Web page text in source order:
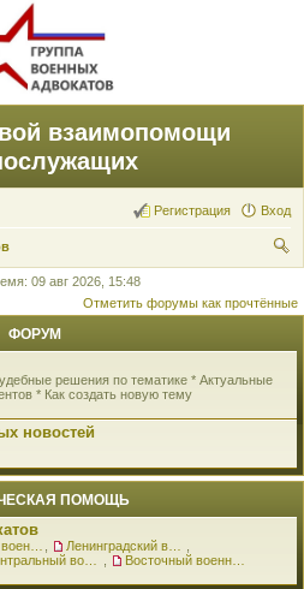
взаимопомощи
Вход
Регистрация
ск
09 авг 2026, 15:48
Отметить форумы как прочтённые
ФОРУМ
решения по тематике * Актуальные
* Как создать новую тему
новостей
ПОМОЩЬ